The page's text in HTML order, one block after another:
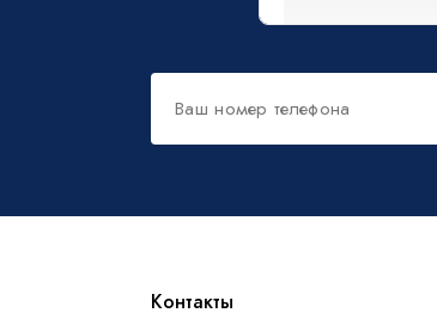
Контакты